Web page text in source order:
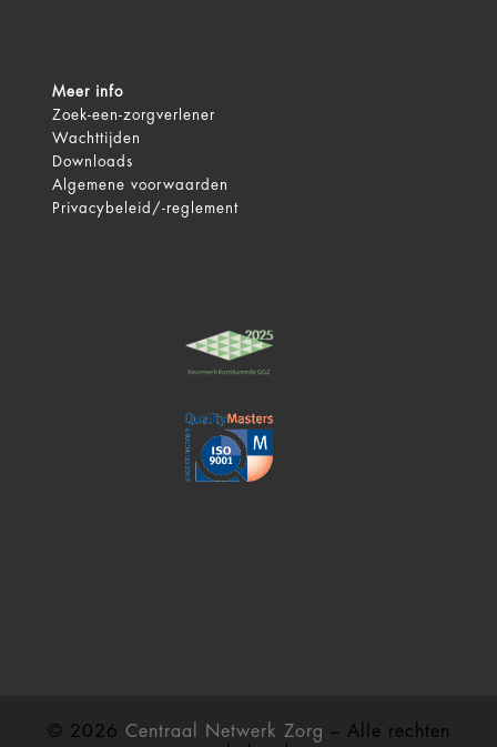
Meer info
Zoek-een-zorgverlener
Wachttijden
Downloads
Algemene voorwaarden
Privacybeleid/-reglement
© 2026 Centraal Netwerk Zorg – Alle rechten